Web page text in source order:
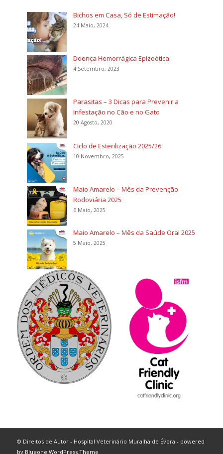
Bichos em Casa, Só de Estimação!
24 Maio, 2024
Doença Hemorrágica Epizoótica
4 Setembro, 2023
Parasitas – 3 Dicas para Prevenir a
Infestação no Cão e no Gato
20 Agosto, 2020
Ciclo de Esterilização 2025/26
10 Novembro, 2025
Maio Amarelo – Mês da Prevenção
Rodoviária 2025
6 Maio, 2025
Maio Amarelo – Mês da Saúde Oral 2025
5 Maio, 2025
© Direitos de Autor - Hospital Veterinário Muralha de Évora - powered
by Blueone WordPress Theme